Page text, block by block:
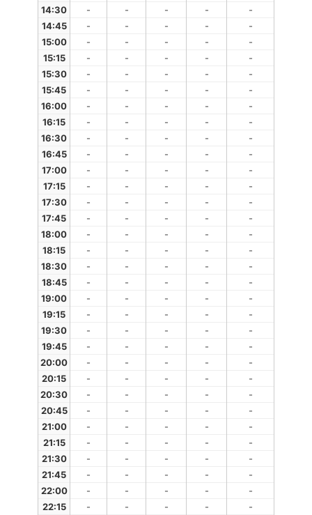
14:30
- - - -
-
14:45
- - - -
-
15:00
- - - -
-
15:15
- - - -
-
15:30
- - - -
-
15:45
- - - -
-
16:00
- - - -
-
16:15
- - - -
-
16:30
- - - -
-
16:45
- - - -
-
17:00
- - - -
-
17:15
- - - -
-
17:30
- - - -
-
17:45
- - - -
-
18:00
- - - -
-
18:15
- - - -
-
18:30
- - - -
-
18:45
- - - -
-
19:00
- - - -
-
19:15
- - - -
-
19:30
- - - -
-
19:45
- - - -
-
20:00
- - - -
-
20:15
- - - -
-
20:30
- - - -
-
20:45
- - - -
-
21:00
- - - -
-
21:15
- - - -
-
21:30
- - - -
-
21:45
- - - -
-
22:00
- - - -
-
22:15
- - - -
-